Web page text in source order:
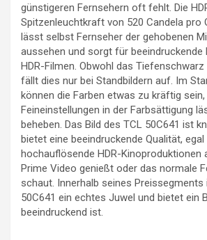
günstigeren Fernsehern oft fehlt. Die
Spitzenleuchtkraft von 520 Candela pro
lässt selbst Fernseher der gehobenen
aussehen und sorgt für
HDR-Filmen. Obwohl das
fällt dies nur bei Standbildern auf. Im
können die Farben etwas zu kräftig
Feineinstellungen in der Farbsättigung
beheben. Das Bild des TCL 50C641 ist
bietet eine beeindruckende Qualität,
hochauflösende HDR-Kinoproduktionen
Prime Video genießt oder das normale
schaut. Innerhalb seines Preissegments
50C641 ein echtes Juwel und bietet ein
beeindruckend ist.